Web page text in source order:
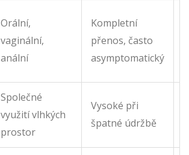
Orální,
vaginální,
anální
Kompletní
přenos, často
asymptomatický
Společné
využití vlhkých
prostor
Vysoké při
špatné údržbě